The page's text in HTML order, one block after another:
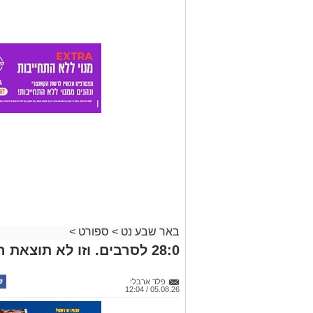
באר שבע נט > ספורט >
28:0 לסרבים. וזו לא תוצאת המשחק
פלד ארבלי
05.08.26 / 12:04